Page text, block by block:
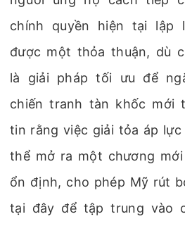
chính quyền hiện tại lập
được một thỏa thuận, dù
là giải pháp tối ưu để
chiến tranh tàn khốc mới
tin rằng việc giải tỏa áp
thể mở ra một chương
ổn định, cho phép Mỹ rút
tại đây để tập trung vào